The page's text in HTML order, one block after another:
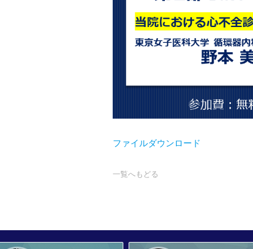
ファイルダウンロード
一覧へもどる